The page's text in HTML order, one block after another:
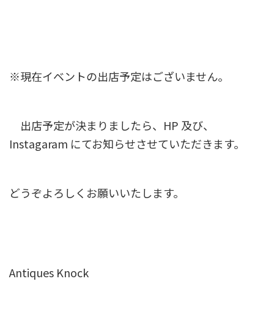
※現在イベントの出店予定はございません。
出店予定が決まりましたら、HP 及び、
Instagaram にてお知らせさせていただきます。
どうぞよろしくお願いいたします。
Antiques Knock